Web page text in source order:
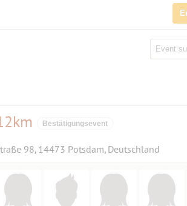
Bestätigungsevent
98, 14473 Potsdam, Deutschland